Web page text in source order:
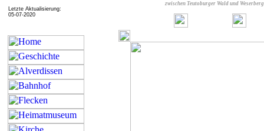
Letzte Aktualisierung:
05-07-2020
zwischen Teutoburger Wald und